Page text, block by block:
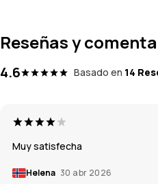
Reseñas y
4.6 Basado en 14
Muy satisfecha
Helena 30 abr 2026